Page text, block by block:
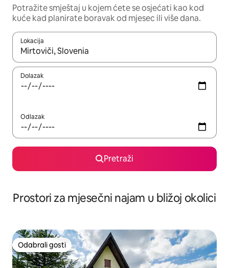
Potražite smještaj u kojem ćete se osjećati kao kod
kuće kad planirate boravak od mjesec ili više dana.
Lokacija
Kada budu dostupni rezultati, moći ćete ih pregledati
Dolazak
Odlazak
Pretraži
Prostori za mjesečni najam u bližoj okolici
Odabrali gosti
Odabrali gosti